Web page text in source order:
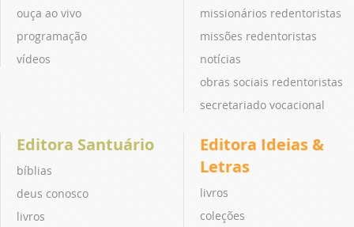
ouça ao vivo
programação
vídeos
missionários redentoristas
missões redentoristas
notícias
obras sociais redentoristas
secretariado vocacional
Editora Santuário
bíblias
deus conosco
livros
Editora Ideias &
Letras
livros
coleções